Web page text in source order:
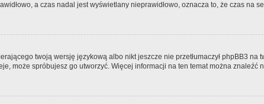
a czas nadal jest wyświetlany nieprawidłowo, oznacza to, że czas na
twoją wersję językową albo nikt jeszcze nie przetłumaczył phpBB3
może spróbujesz go utworzyć. Więcej informacji na ten temat można znaleźć